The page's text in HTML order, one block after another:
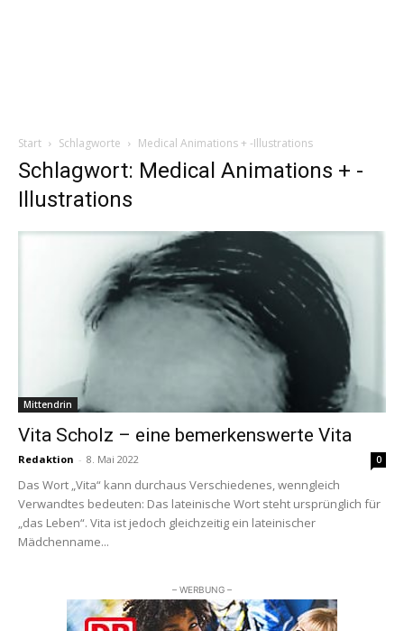
Start Schlagworte Medical Animations + -Illustrations
Schlagwort: Medical Animations + -
Illustrations
Mittendrin
Vita Scholz – eine bemerkenswerte Vita
Redaktion - 8. Mai 2022 0
Das Wort „Vita“ kann durchaus Verschiedenes, wenngleich
Verwandtes bedeuten: Das lateinische Wort steht ursprünglich für
„das Leben“. Vita ist jedoch gleichzeitig ein lateinischer
Mädchenname...
– WERBUNG –